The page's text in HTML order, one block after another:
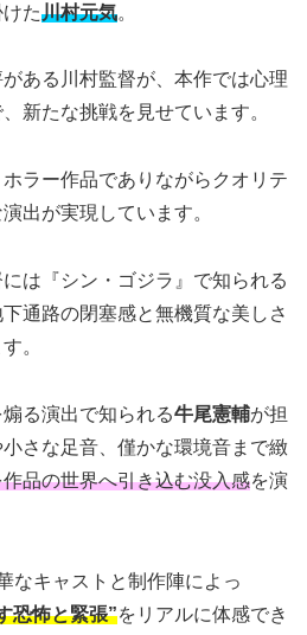
た川村元気。
ある川村監督が、本作では心理
新たな挑戦を見せています。
ラー作品でありながらクオリテ
出が実現しています。
は『シン・ゴジラ』で知られる
通路の閉塞感と無機質な美しさ
。
る演出で知られる牛尾憲輔が担
さな足音、僅かな環境音まで緻
品の世界へ引き込む没入感を演
なキャストと制作陣によっ
恐怖と緊張”をリアルに体感でき